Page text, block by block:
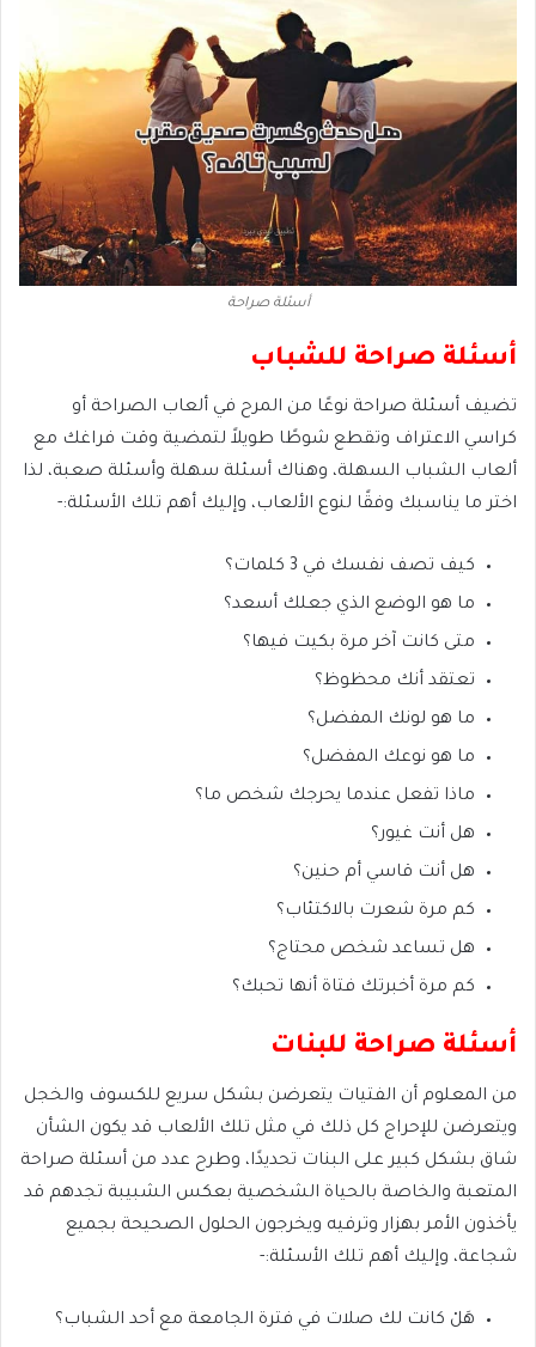
أسئلة صراحة
أسئلة صراحة للشباب
تضيف أسئلة صراحة نوعًا من المرح في ألعاب الصراحة أو
كراسي الاعتراف وتقطع شوطًا طويلاً لتمضية وقت فراغك مع
ألعاب الشباب السهلة، وهناك أسئلة سهلة وأسئلة صعبة، لذا
اختر ما يناسبك وفقًا لنوع الألعاب، وإليك أهم تلك الأسئلة:-
كيف تصف نفسك في 3 كلمات؟
ما هو الوضع الذي جعلك أسعد؟
متى كانت آخر مرة بكيت فيها؟
تعتقد أنك محظوظ؟
ما هو لونك المفضل؟
ما هو نوعك المفضل؟
ماذا تفعل عندما يحرجك شخص ما؟
هل أنت غيور؟
هل أنت قاسي أم حنين؟
كم مرة شعرت بالاكتئاب؟
هل تساعد شخص محتاج؟
كم مرة أخبرتك فتاة أنها تحبك؟
أسئلة صراحة للبنات
من المعلوم أن الفتيات يتعرضن بشكل سريع للكسوف والخجل
ويتعرضن للإحراج كل ذلك في مثل تلك الألعاب قد يكون الشأن
شاق بشكل كبير على البنات تحديدًا، وطرح عدد من أسئلة صراحة
المتعبة والخاصة بالحياة الشخصية بعكس الشبيبة تجدهم قد
يأخذون الأمر بهزار وترفيه ويخرجون الحلول الصحيحة بجميع
شجاعة، وإليك أهم تلك الأسئلة:-
هَلْ كانت لك صلات في فترة الجامعة مع أحد الشباب؟